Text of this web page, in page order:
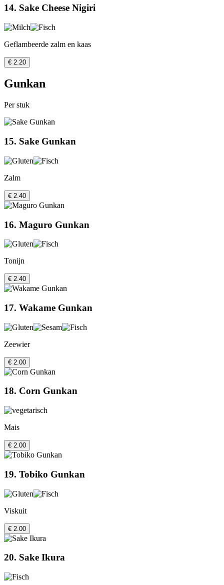
14. Sake Cheese Nigiri
Geflambeerde zalm en kaas
€ 2.20
Gunkan
Per stuk
15. Sake Gunkan
Zalm
€ 2.40
16. Maguro Gunkan
Tonijn
€ 2.40
17. Wakame Gunkan
Zeewier
€ 2.00
18. Corn Gunkan
Mais
€ 2.00
19. Tobiko Gunkan
Viskuit
€ 2.00
20. Sake Ikura